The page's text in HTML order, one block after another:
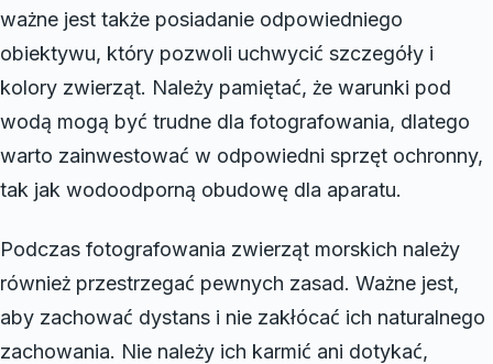
ważne jest także posiadanie odpowiedniego
obiektywu, który pozwoli uchwycić szczegóły i
kolory zwierząt. Należy pamiętać, że warunki pod
wodą mogą być trudne dla fotografowania, dlatego
warto zainwestować w odpowiedni sprzęt ochronny,
tak jak wodoodporną obudowę dla aparatu.
Podczas fotografowania zwierząt morskich należy
również przestrzegać pewnych zasad. Ważne jest,
aby zachować dystans i nie zakłócać ich naturalnego
zachowania. Nie należy ich karmić ani dotykać,